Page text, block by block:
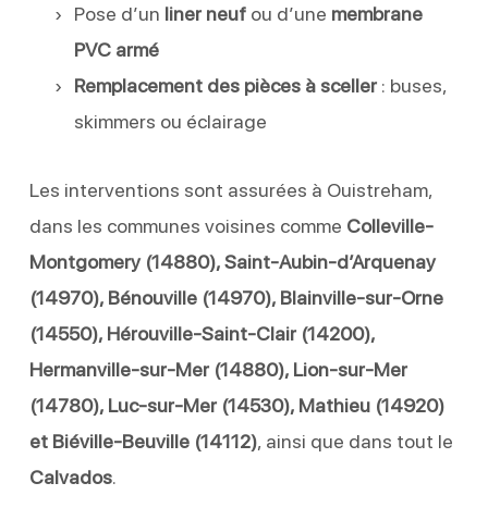
Pose d’un liner neufou d’une membrane
PVC armé
Remplacement des pièces à sceller: buses,
skimmers ou éclairage
Les interventions sont assurées à Ouistreham,
dans les communes voisines comme Colleville-
Montgomery (14880), Saint-Aubin-d’Arquenay
(14970), Bénouville (14970), Blainville-sur-Orne
(14550), Hérouville-Saint-Clair (14200),
Hermanville-sur-Mer (14880), Lion-sur-Mer
(14780), Luc-sur-Mer (14530), Mathieu (14920)
et Biéville-Beuville (14112), ainsi que dans tout le
Calvados.